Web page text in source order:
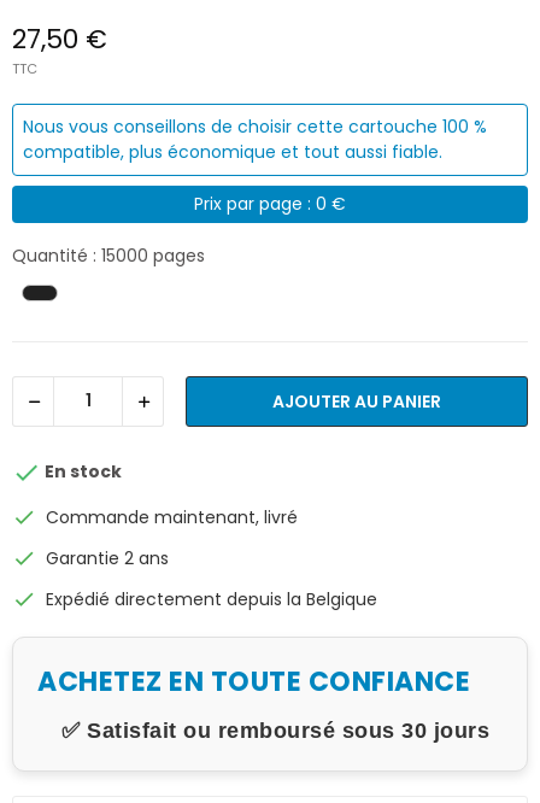
27,50 €
TTC
Nous vous conseillons de choisir cette cartouche 100 %
compatible, plus économique et tout aussi fiable.
Prix par page : 0 €
Quantité : 15000 pages
AJOUTER AU PANIER
 En stock
check Commande maintenant, livré
check Garantie 2 ans
check Expédié directement depuis la Belgique
ACHETEZ EN TOUTE CONFIANCE
✅ Satisfait ou remboursé sous 30 jours